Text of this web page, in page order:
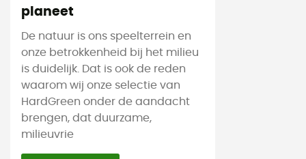
planeet
De natuur is ons speelterrein en
onze betrokkenheid bij het milieu
is duidelijk. Dat is ook de reden
waarom wij onze selectie van
HardGreen onder de aandacht
brengen, dat duurzame,
milieuvrie